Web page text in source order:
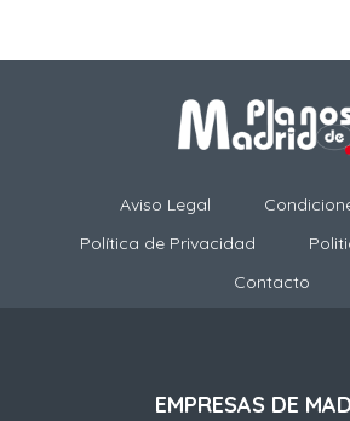
Aviso Legal
Política de Privacidad
Contacto
EMPRESAS DE